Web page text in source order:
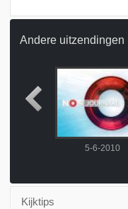
Andere uitzendingen
5-6-2010
Kijktips